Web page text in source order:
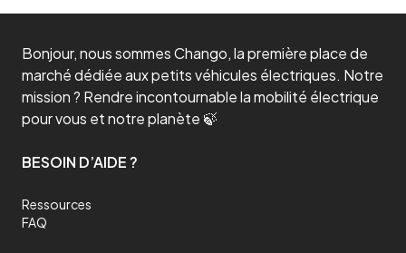
Bonjour, nous sommes Chango, la première place de
marché dédiée aux petits véhicules électriques. Notre
mission ? Rendre incontournable la mobilité électrique
pour vous et notre planète 🍃
BESOIN D’AIDE ?
Ressources
FAQ